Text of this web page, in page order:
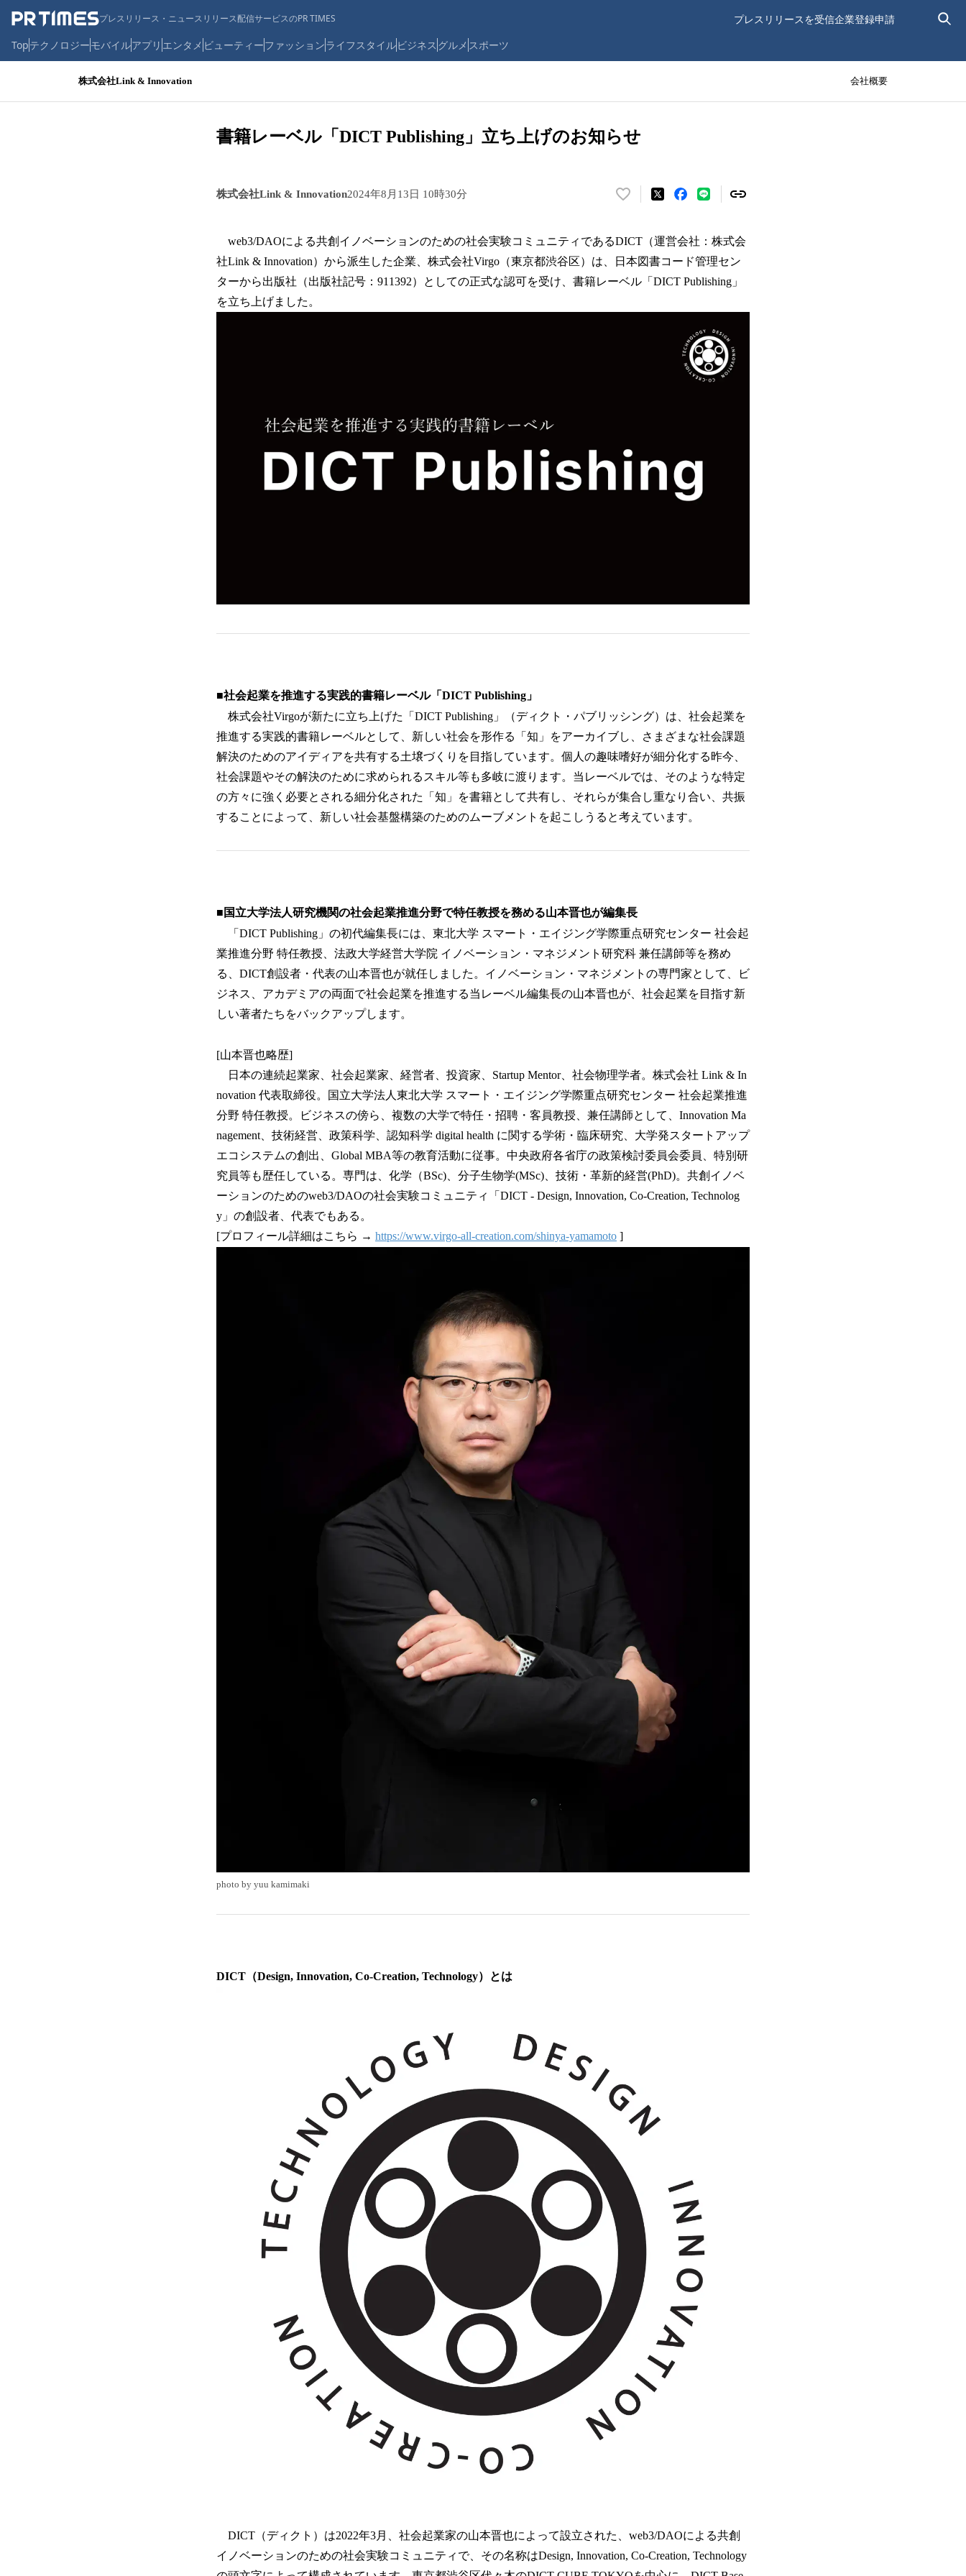
プレスリリース・ニュースリリース配信サービスのPR TIMES プレスリリースを受信企業登録申請
Topテクノロジーモバイルアプリ エンタメ ビューティーファッションライフスタイルビジネス グルメ スポーツ
株式会社Link & Innovation 会社概要
書籍レーベル「DICT Publishing」立ち上げのお知らせ
株式会社Link & Innovation2024年8月13日 10時30分
い
！
数
を
web3/DAOによる共創イノベーションのための社会実験コミュニティであるDICT（運営会社：株式会
社Link & Innovation）から派生した企業、株式会社Virgo（東京都渋谷区）は、日本図書コード管理セン
ターから出版社（出版社記号：911392）としての正式な認可を受け、書籍レーベル「DICT Publishing」
を立ち上げました。
■社会起業を推進する実践的書籍レーベル「DICT Publishing」
株式会社Virgoが新たに立ち上げた「DICT Publishing」（ディクト・パブリッシング）は、社会起業を
推進する実践的書籍レーベルとして、新しい社会を形作る「知」をアーカイブし、さまざまな社会課題
解決のためのアイディアを共有する土壌づくりを目指しています。個人の趣味嗜好が細分化する昨今、
社会課題やその解決のために求められるスキル等も多岐に渡ります。当レーベルでは、そのような特定
の方々に強く必要とされる細分化された「知」を書籍として共有し、それらが集合し重なり合い、共振
することによって、新しい社会基盤構築のためのムーブメントを起こしうると考えています。
■国立大学法人研究機関の社会起業推進分野で特任教授を務める山本晋也が編集長
「DICT Publishing」の初代編集長には、東北大学 スマート・エイジング学際重点研究センター 社会起
業推進分野 特任教授、法政大学経営大学院 イノベーション・マネジメント研究科 兼任講師等を務め
る、DICT創設者・代表の山本晋也が就任しました。イノベーション・マネジメントの専門家として、ビ
ジネス、アカデミアの両面で社会起業を推進する当レーベル編集長の山本晋也が、社会起業を目指す新
しい著者たちをバックアップします。
[山本晋也略歴]
日本の連続起業家、社会起業家、経営者、投資家、Startup Mentor、社会物理学者。株式会社 Link & In
novation 代表取締役。国立大学法人東北大学 スマート・エイジング学際重点研究センター 社会起業推進
分野 特任教授。ビジネスの傍ら、複数の大学で特任・招聘・客員教授、兼任講師として、Innovation Ma
nagement、技術経営、政策科学、認知科学 digital health に関する学術・臨床研究、大学発スタートアップ
エコシステムの創出、Global MBA等の教育活動に従事。中央政府各省庁の政策検討委員会委員、特別研
究員等も歴任している。専門は、化学（BSc)、分子生物学(MSc)、技術・革新的経営(PhD)。共創イノベ
ーションのためのweb3/DAOの社会実験コミュニティ「DICT - Design, Innovation, Co-Creation, Technolog
y」の創設者、代表でもある。
[プロフィール詳細はこちら → https://www.virgo-all-creation.com/shinya-yamamoto ]
photo by yuu kamimaki
DICT（Design, Innovation, Co-Creation, Technology）とは
DICT（ディクト）は2022年3月、社会起業家の山本晋也によって設立された、web3/DAOによる共創
イノベーションのための社会実験コミュニティで、その名称はDesign, Innovation, Co-Creation, Technology